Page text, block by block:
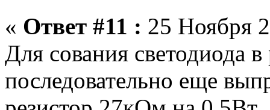
« Ответ #11 : 25 Ноября
Для сования светодиода в
последовательно еще